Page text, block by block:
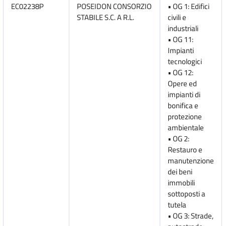
EC02238P
POSEIDON CONSORZIO
STABILE S.C. A R.L.
• OG 1: Edifici
civili e
industriali
• OG 11:
Impianti
tecnologici
• OG 12:
Opere ed
impianti di
bonifica e
protezione
ambientale
• OG 2:
Restauro e
manutenzione
dei beni
immobili
sottoposti a
tutela
• OG 3: Strade,